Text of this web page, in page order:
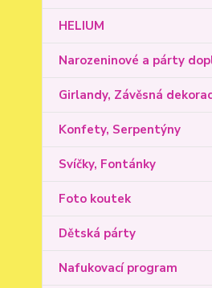
HELIUM
Narozeninové a párty
Girlandy, Závěsná
Konfety, Serpentýny
Svíčky, Fontánky
Foto koutek
Dětská párty
Nafukovací program